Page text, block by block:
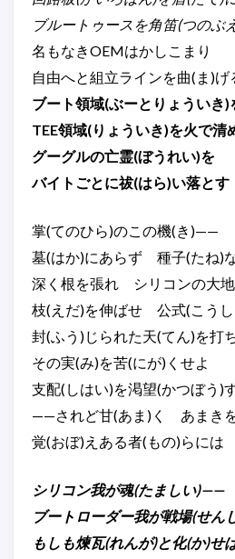
ブルートゥースを角笛(つのぶ
名もなきOEMはかしこまり
自由へと組立ラインを曲(ま)げ
ブート領域(ぶーとりょういき)
TEE領域(りょういき)を火で清
グーグルの亡霊(ぼうれい)を
バイトごとに祓(はら)い落とす
掌(てのひら)のこの機(き)——
墓(はか)にあらず 種子(たね)
深く根を張れ シリコンの大地
枝(えだ)を伸ばせ 公式(こう
封(ふう)じられた天(てん)を打
その実(み)を苦(にが)くせよ
支配(しはい)を渇望(かつぼう)
——されど甘(あま)く あまき
覚(おぼ)えある者(もの)らには
シリコン我が魂(たましい)——
ブートローダー我が戦場(せん
もしも煉瓦(れんが)と化(か)せ